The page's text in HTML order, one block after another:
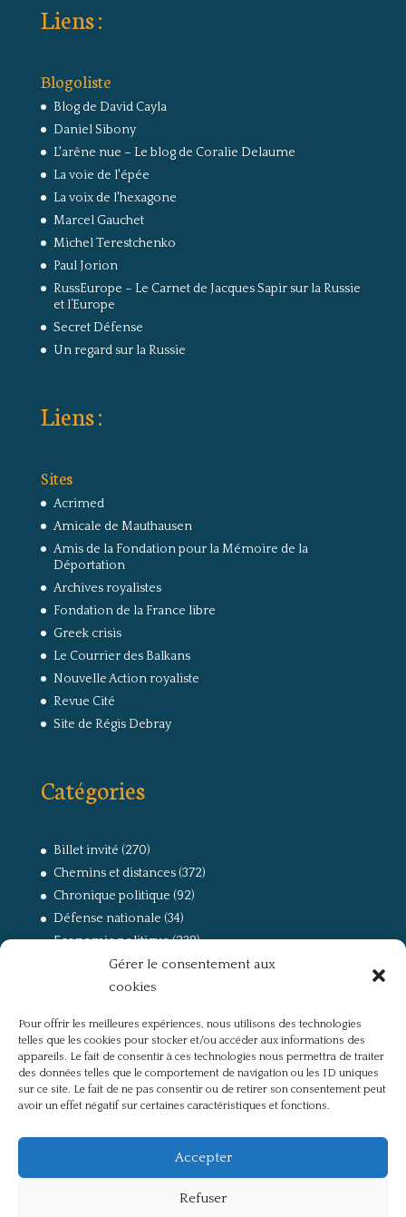
Gérer le consentement aux
cookies
Pour offrir les meilleures expériences, nous utilisons des technologies
telles que les cookies pour stocker et/ou accéder aux informations des
appareils. Le fait de consentir à ces technologies nous permettra de traiter
des données telles que le comportement de navigation ou les ID uniques
sur ce site. Le fait de ne pas consentir ou de retirer son consentement peut
avoir un effet négatif sur certaines caractéristiques et fonctions.
Accepter
Refuser
Liens :
Blogoliste
Blog de David Cayla
Daniel Sibony
L'arêne nue – Le blog de Coralie Delaume
La voie de l'épée
La voix de l'hexagone
Marcel Gauchet
Michel Terestchenko
Paul Jorion
RussEurope – Le Carnet de Jacques Sapir sur la Russie
et l’Europe
Secret Défense
Un regard sur la Russie
Liens :
Sites
Acrimed
Amicale de Mauthausen
Amis de la Fondation pour la Mémoire de la
Déportation
Archives royalistes
Fondation de la France libre
Greek crisis
Le Courrier des Balkans
Nouvelle Action royaliste
Revue Cité
Site de Régis Debray
Catégories
Billet invité (270)
Chemins et distances(372)
Chronique politique (92)
Défense nationale (34)
Economie politique(238)
(168)
La guerre, la Résistance et la Déportation
Non classé(42)
Partis politiques, intelligentsia, médias(750)
Présentation(4)
Références(57)